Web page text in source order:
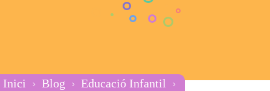
Inici Blog
Educació Infantil